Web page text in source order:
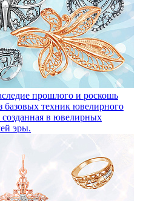
прошлого и роскошь
базовых техник ювелирного
созданная в ювелирных
эры.